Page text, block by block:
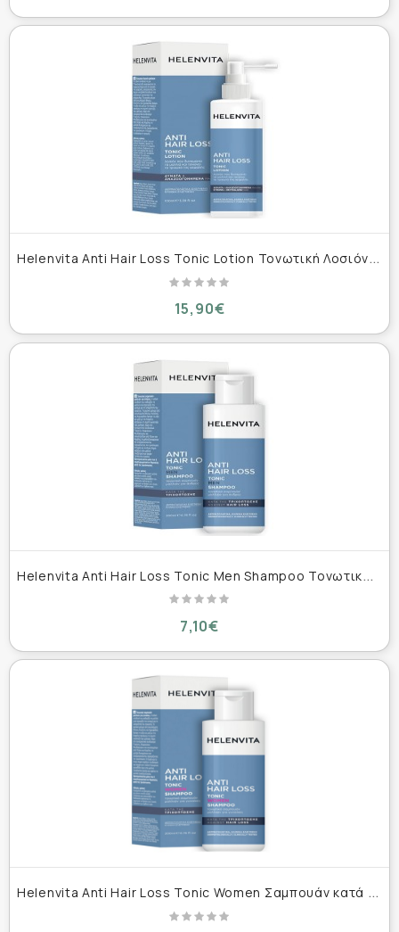
H
elenvita Anti Hair Loss Tonic Lotion Τονωτική Λοσιόν για την Τριχόπτωση 100ml
15,90€
H
elenvita Anti Hair Loss Tonic Men Shampoo Τονωτικό Σαμπουάν για Άνδρες κατά της Τριχόπτωσης 200ml
7,10€
H
elenvita Anti Hair Loss Tonic Women Σαμπουάν κατά της Τριχόπτωσης για Όλους τους Τύπους Μαλλιών 200ml